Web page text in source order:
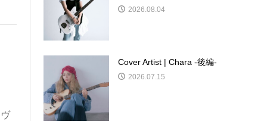
2026.08.04
Cover Artist | Chara -後編-
2026.07.15